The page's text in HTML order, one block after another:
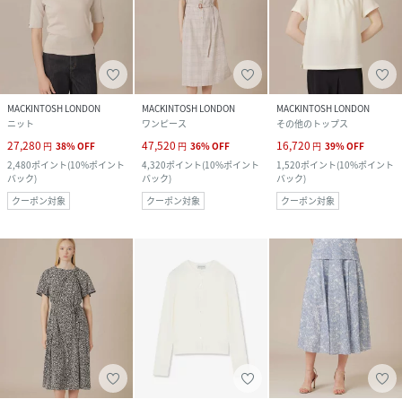
MACKINTOSH LONDON
ニット
27,280 円 38%OFF
2,480ポイント(10%ポイント
バック)
クーポン対象
MACKINTOSH LONDON
ワンピース
47,520 円 36%OFF
4,320ポイント(10%ポイント
バック)
クーポン対象
MACKINTOSH LONDON
その他のトップス
16,720 円 39%OFF
1,520ポイント(10%ポイント
バック)
クーポン対象